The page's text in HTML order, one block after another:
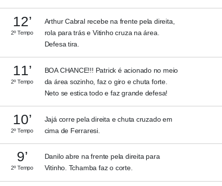
12’
2º Tempo
Arthur Cabral recebe na frente pela direita,
rola para trás e Vitinho cruza na área.
Defesa tira.
11’
2º Tempo
BOA CHANCE!!! Patrick é acionado no meio
da área sozinho, faz o giro e chuta forte.
Neto se estica todo e faz grande defesa!
10’
2º Tempo
Jajá corre pela direita e chuta cruzado em
cima de Ferraresi.
9’
2º Tempo
Danilo abre na frente pela direita para
Vitinho. Tchamba faz o corte.